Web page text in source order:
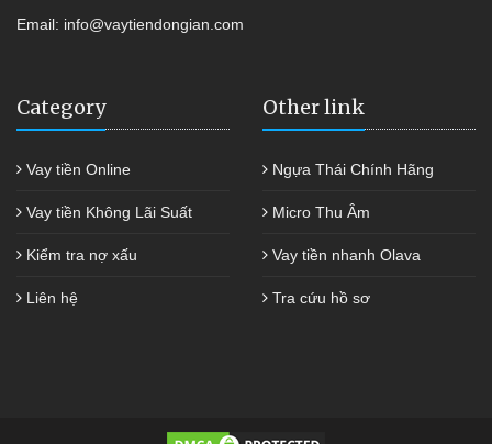
Email: info@vaytiendongian.com
Category
Vay tiền Online
Vay tiền Không Lãi Suất
Kiểm tra nợ xấu
Liên hệ
Other link
Ngựa Thái Chính Hãng
Micro Thu Âm
Vay tiền nhanh Olava
Tra cứu hồ sơ